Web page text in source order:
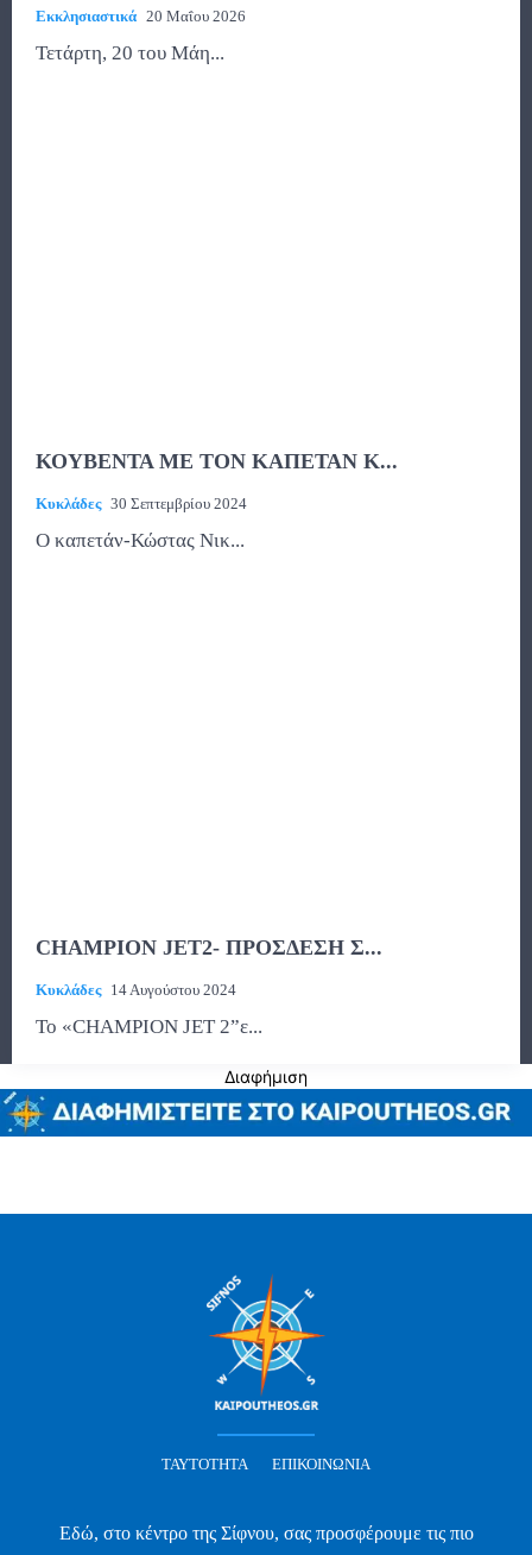
Εκκλησιαστικά 20 Μαΐου 2026
Τετάρτη, 20 του Μάη...
ΚΟΥΒΕΝΤΑ ΜΕ ΤΟΝ ΚΑΠΕΤΑΝ Κ...
Κυκλάδες 30 Σεπτεμβρίου 2024
O καπετάν-Κώστας Νικ...
CHAMPION JET2- ΠΡΟΣΔΕΣΗ Σ...
Κυκλάδες 14 Αυγούστου 2024
Το «CHAMPION JET 2”ε...
Διαφήμιση
ΤΑΥΤΌΤΗΤΑ ΕΠΙΚΟΙΝΩΝΊΑ
Εδώ, στο κέντρο της Σίφνου, σας προσφέρουμε τις πιο